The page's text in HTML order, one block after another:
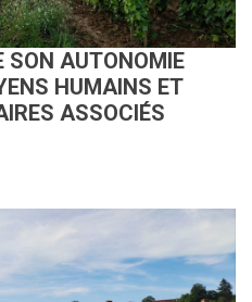
SON AUTONOMIE
HUMAINS ET
ASSOCIÉS